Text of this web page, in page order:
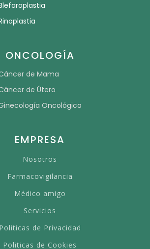
ONCOLOGÍA
de Mama
de Útero
Oncológica
EMPRESA
Nosotros
Farmacovigilancia
Médico amigo
Servicios
Politicas de Privacidad
Politicas de Cookies